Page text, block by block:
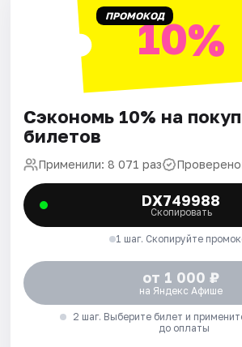
ПРОМОКОД10%
Сэкономь 10% на
билетов
Применили: 8 071 раз
DX749988
Скопировать
1 шаг. Скопируйте
от 1 000 ₽
на Яндекс Афише
2 шаг. Выберите билет и
до оплаты